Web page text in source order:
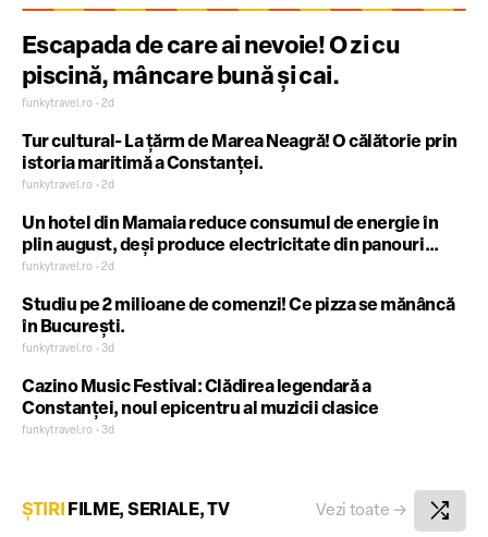
Escapada de care ai nevoie! O zi cu
piscină, mâncare bună și cai.
funkytravel.ro • 2d
Tur cultural- La țărm de Marea Neagră! O călătorie prin
istoria maritimă a Constanței.
funkytravel.ro • 2d
Un hotel din Mamaia reduce consumul de energie în
plin august, deși produce electricitate din panouri
fotovoltaice
funkytravel.ro • 2d
Studiu pe 2 milioane de comenzi! Ce pizza se mănâncă
în București.
funkytravel.ro • 3d
Cazino Music Festival: Clădirea legendară a
Constanței, noul epicentru al muzicii clasice
funkytravel.ro • 3d
ȘTIRI FILME, SERIALE, TV Vezi toate → shuffle